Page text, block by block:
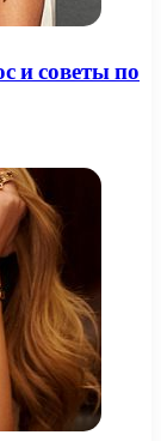
и советы по